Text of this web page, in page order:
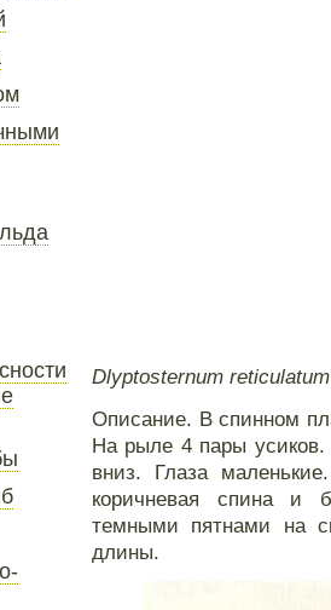
Dlyptosternum
Описание. В спинном
На рыле 4 пары усиков.
вниз. Глаза
коричневая спина и
темными пятнами на
длины.